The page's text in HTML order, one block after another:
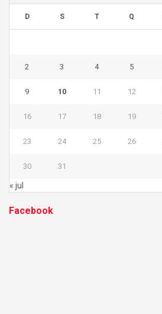
D S T Q
2 3 4 5
9 10 11 12
16 17 18 19
23 24 25 26
30 31
« jul
Facebook